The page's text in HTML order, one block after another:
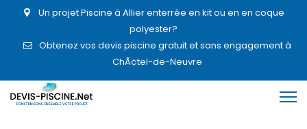
Un projet Piscine à Allier enterrée en kit ou en en coque
polyester?
Obtenez vos devis piscine gratuit et sans engagement à
ChÃ¢tel-de-Neuvre